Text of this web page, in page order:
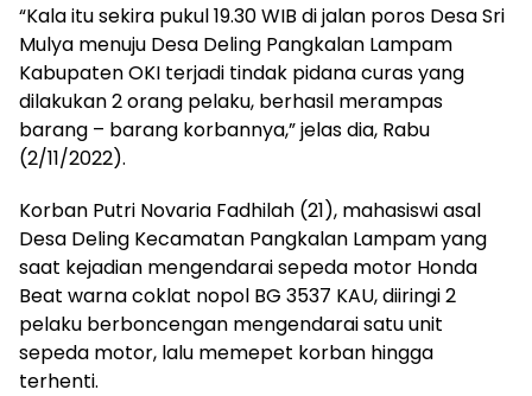
“Kala itu sekira pukul 19.30 WIB di jalan poros Desa Sri
Mulya menuju Desa Deling Pangkalan Lampam
Kabupaten OKI terjadi tindak pidana curas yang
dilakukan 2 orang pelaku, berhasil merampas
barang – barang korbannya,” jelas dia, Rabu
(2/11/2022).
Korban Putri Novaria Fadhilah (21), mahasiswi asal
Desa Deling Kecamatan Pangkalan Lampam yang
saat kejadian mengendarai sepeda motor Honda
Beat warna coklat nopol BG 3537 KAU, diiringi 2
pelaku berboncengan mengendarai satu unit
sepeda motor, lalu memepet korban hingga
terhenti.